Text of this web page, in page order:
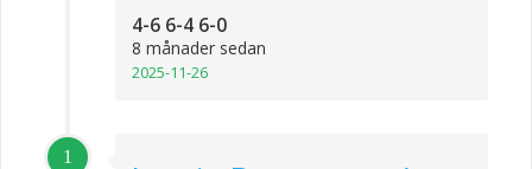
4-6 6-4 6-0
8 månader sedan
2025-11-26
1